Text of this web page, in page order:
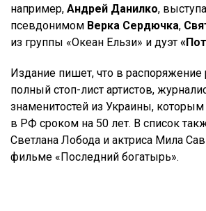
например, Андрей Данилко,
псевдонимом Верка Сердючка,
из группы «Океан Ельзи» и дуэт
Издание пишет, что в
полный стоп-лист артистов,
знаменитостей из Украины,
в РФ сроком на 50 лет. В список
Светлана Лобода и актриса Мила
фильме «Последний богатырь».